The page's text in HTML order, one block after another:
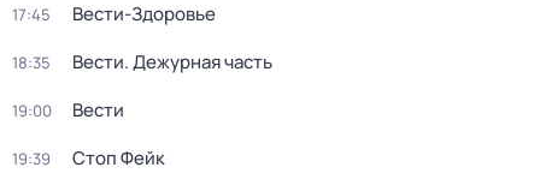
17:45 Вести-Здоровье
18:35 Вести. Дежурная часть
19:00 Вести
19:39 Стоп Фейк